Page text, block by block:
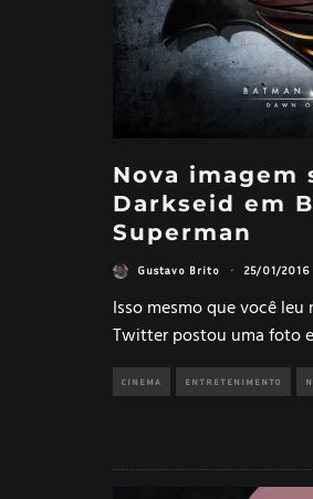
Nova imagem
Darkseid em
Superman
Gustavo Brito · 25/01/2016
Isso mesmo que você
Twitter postou uma foto
CINEMA ENTRETENIMENTO